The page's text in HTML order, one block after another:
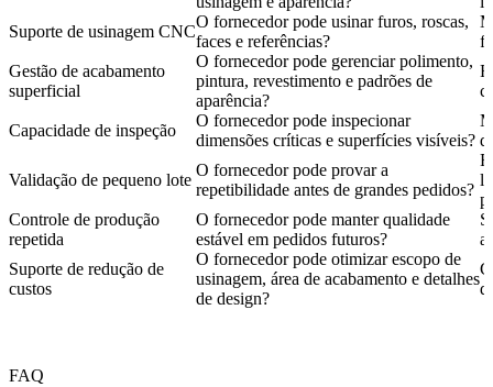
Suporte de usinagem CNC
O fornecedor pode usinar furos, roscas,
faces e referências?
Gestão de acabamento
superficial
O fornecedor pode gerenciar polimento,
pintura, revestimento e padrões de
aparência?
Capacidade de inspeção
O fornecedor pode inspecionar
dimensões críticas e superfícies visíveis?
Validação de pequeno lote
O fornecedor pode provar a
repetibilidade antes de grandes pedidos?
Controle de produção
repetida
O fornecedor pode manter qualidade
estável em pedidos futuros?
a
Suporte de redução de
custos
O fornecedor pode otimizar escopo de
usinagem, área de acabamento e detalhes
de design?
FAQ